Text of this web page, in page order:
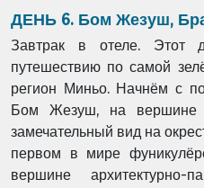
ДЕНЬ 6. Бом Жезуш,
Завтрак в отеле. Этот
путешествию по самой
регион Миньо. Начнём с
Бом Жезуш, на вершине
замечательный вид на
первом в мире
вершине архитектурно-